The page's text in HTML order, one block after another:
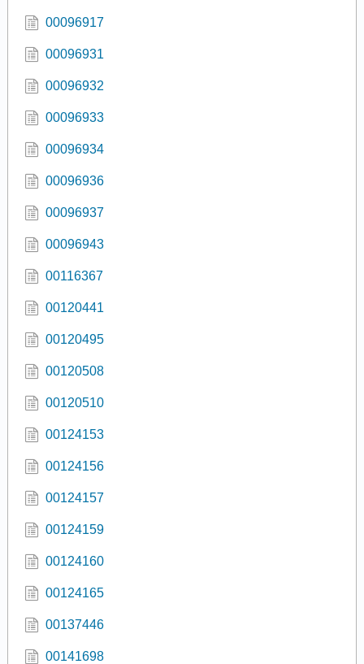
00096917
00096931
00096932
00096933
00096934
00096936
00096937
00096943
00116367
00120441
00120495
00120508
00120510
00124153
00124156
00124157
00124159
00124160
00124165
00137446
00141698